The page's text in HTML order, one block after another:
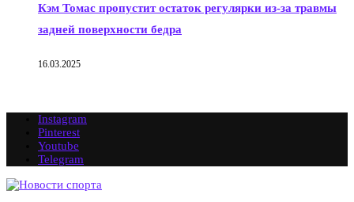
Кэм Томас пропустит остаток регулярки из-за травмы
задней поверхности бедра
16.03.2025
Instagram
Pinterest
Youtube
Telegram